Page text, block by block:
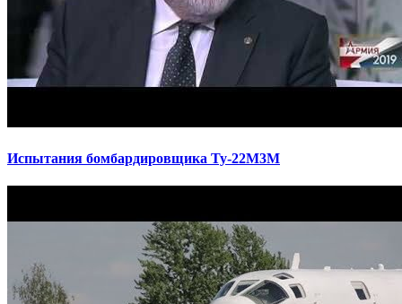
Испытания бомбардировщика Ту-22М3М